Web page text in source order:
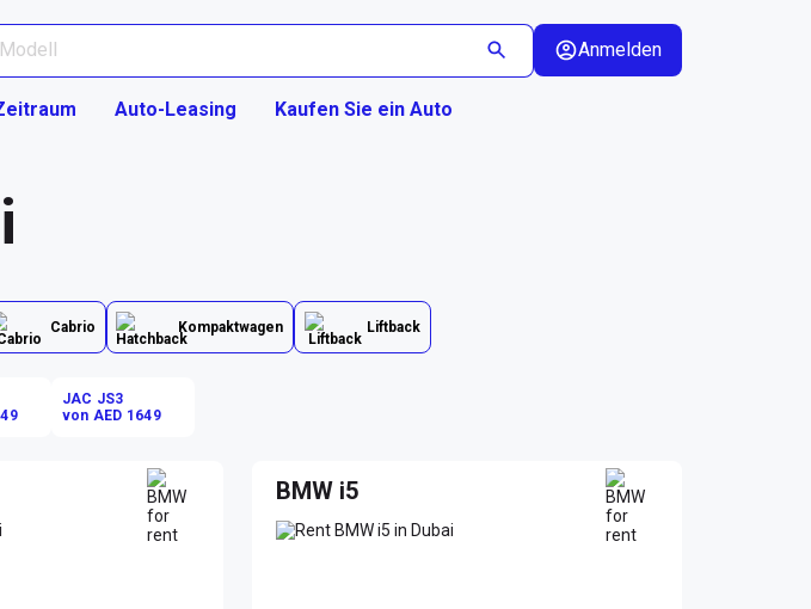
Anmelden
Auto-Leasing Kaufen Sie ein Auto
Cabrio Kompaktwagen Liftback
JAC JS3
von AED 1649
BMW i5